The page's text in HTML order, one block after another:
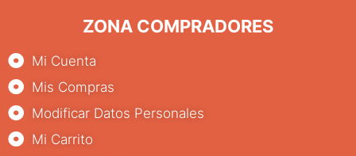
ZONA COMPRADORES
Mi Cuenta
Mis Compras
Modificar Datos Personales
Mi Carrito